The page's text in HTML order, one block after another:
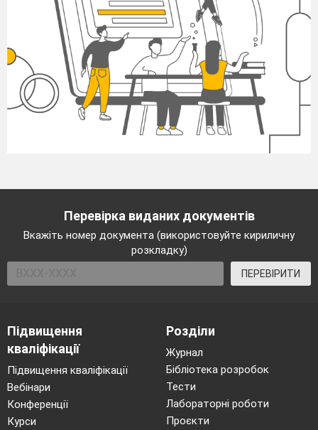
Перевірка виданих документів
Вкажіть номер документа (використовуйте кириличну
розкладку)
ПЕРЕВІРИТИ
Підвищення
кваліфікації
Підвищення кваліфікації
Вебінари
Конференції
Курси
Розділи
Журнал
Бібліотека розробок
Тести
Лабораторні роботи
Проєкти